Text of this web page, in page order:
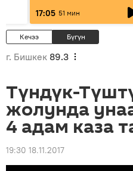
17:05 51 мин
Кечээ Бүгүн
г. Бишкек 89.3
Түндүк-
жолунда
4 адам каза
19:30 18.11.2017